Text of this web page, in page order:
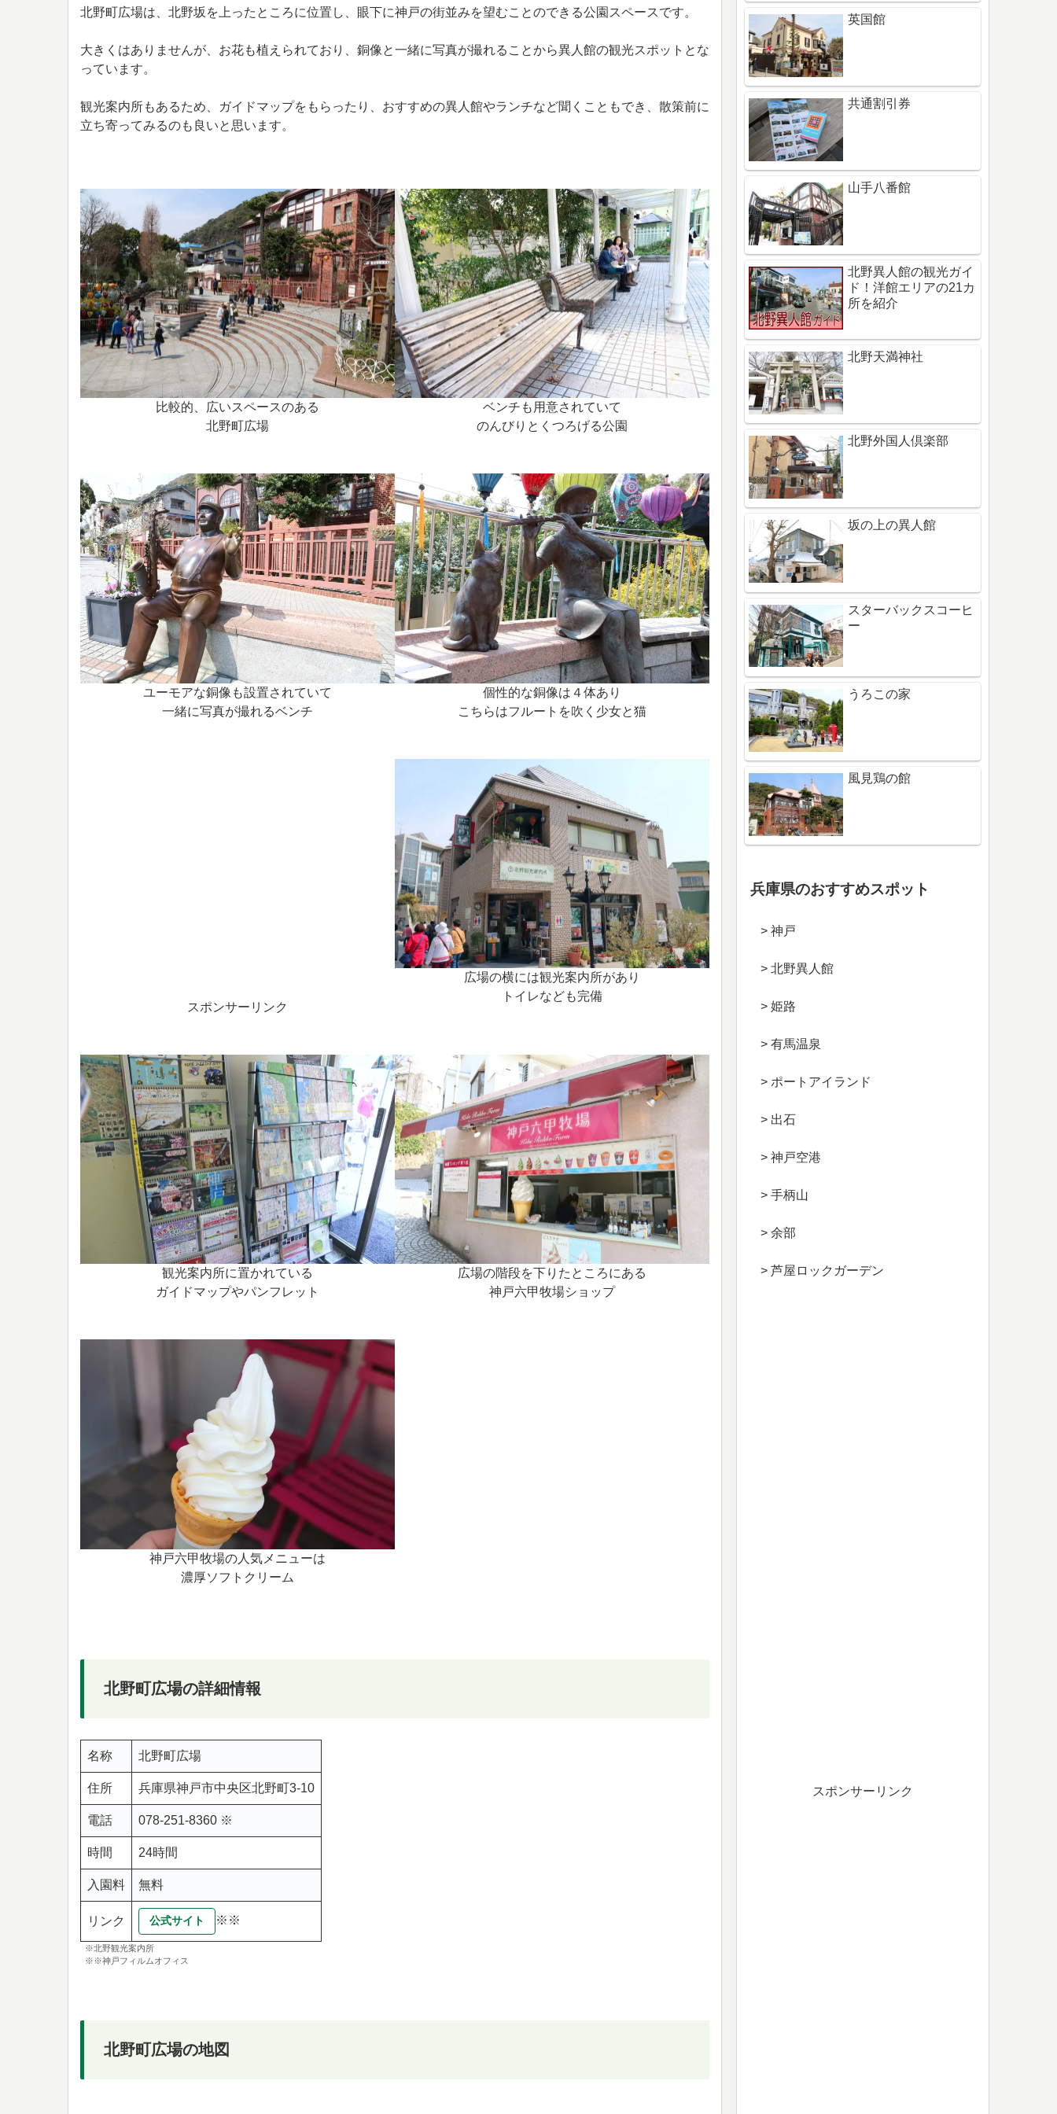
北野町広場は、北野坂を上ったところに位置し、眼下に神戸の街並みを望むことのできる公園スペースです。
大きくはありませんが、お花も植えられており、銅像と一緒に写真が撮れることから異人館の観光スポットとな
っています。
観光案内所もあるため、ガイドマップをもらったり、おすすめの異人館やランチなど聞くこともでき、散策前に
立ち寄ってみるのも良いと思います。
比較的、広いスペースのある
北野町広場
ベンチも用意されていて
のんびりとくつろげる公園
ユーモアな銅像も設置されていて
一緒に写真が撮れるベンチ
個性的な銅像は４体あり
こちらはフルートを吹く少女と猫
スポンサーリンク
広場の横には観光案内所があり
トイレなども完備
観光案内所に置かれている
ガイドマップやパンフレット
広場の階段を下りたところにある
神戸六甲牧場ショップ
神戸六甲牧場の人気メニューは
濃厚ソフトクリーム
北野町広場の詳細情報
名称 北野町広場
住所 兵庫県神戸市中央区北野町3-10
電話 078-251-8360 ※
時間 24時間
入園料 無料
リンク 公式サイト ※※
※北野観光案内所
※※神戸フィルムオフィス
北野町広場の地図
英国館
共通割引券
山手八番館
北野異人館の観光ガイ
ド！洋館エリアの21カ
所を紹介
北野天満神社
北野外国人倶楽部
坂の上の異人館
スターバックスコーヒ
ー
うろこの家
風見鶏の館
兵庫県のおすすめスポット
> 神戸
> 北野異人館
> 姫路
> 有馬温泉
> ポートアイランド
> 出石
> 神戸空港
> 手柄山
> 余部
> 芦屋ロックガーデン
スポンサーリンク